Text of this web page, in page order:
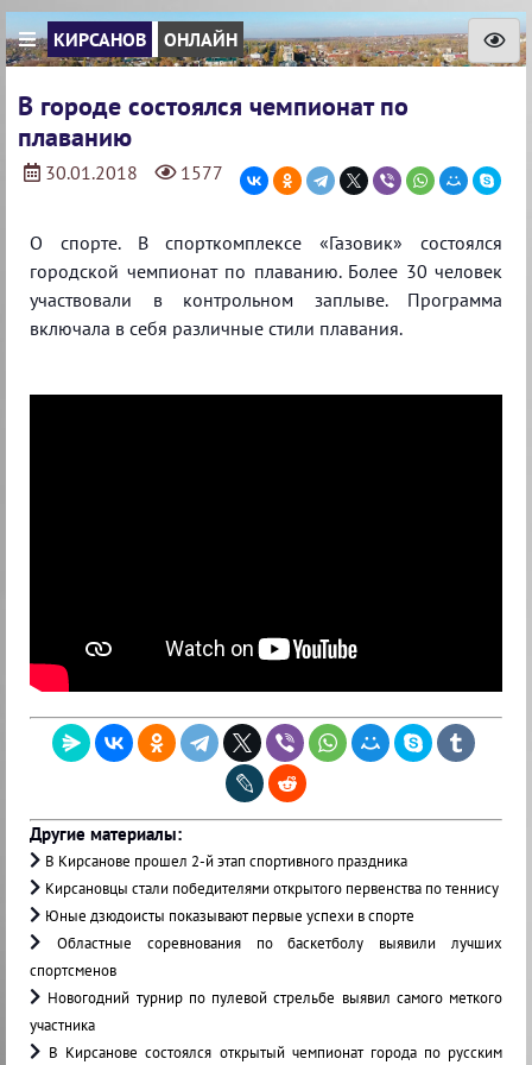
КИРСАНОВ ОНЛАЙН
В городе состоялся чемпионат по
плаванию
30.01.2018 1577
О спорте. В спорткомплексе «Газовик» состоялся
городской чемпионат по плаванию. Более 30 человек
участвовали в контрольном заплыве. Программа
включала в себя различные стили плавания.
Другие материалы:
В Кирсанове прошел 2-й этап спортивного праздника
Кирсановцы стали победителями открытого первенства по теннису
Юные дзюдоисты показывают первые успехи в спорте
Областные соревнования по баскетболу выявили лучших
спортсменов
Новогодний турнир по пулевой стрельбе выявил самого меткого
участника
В Кирсанове состоялся открытый чемпионат города по русским